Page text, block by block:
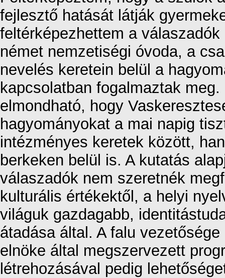
fejlesztő hatását látják
feltérképezhettem a
német nemzetiségi óvoda, a
nevelés keretein belül a
kapcsolatban fogalmaztak
elmondható, hogy
hagyományokat a mai napig
intézményes keretek között,
berkeken belül is. A kutatás
válaszadók nem szeretnék
kulturális értékektől, a helyi
világuk gazdagabb,
átadása által. A falu
elnöke által megszervezett
létrehozásával pedig